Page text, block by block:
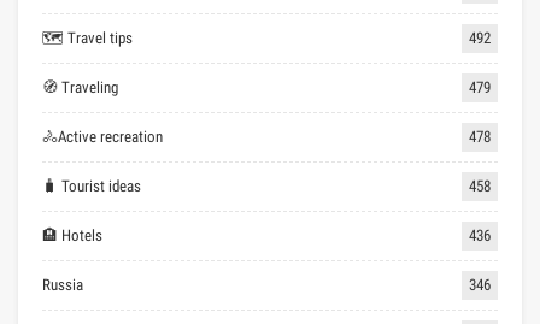
🗺 Travel tips 492
🧭 Traveling 479
🚴Active recreation 478
🧳 Tourist ideas 458
🏨 Hotels 436
Russia 346